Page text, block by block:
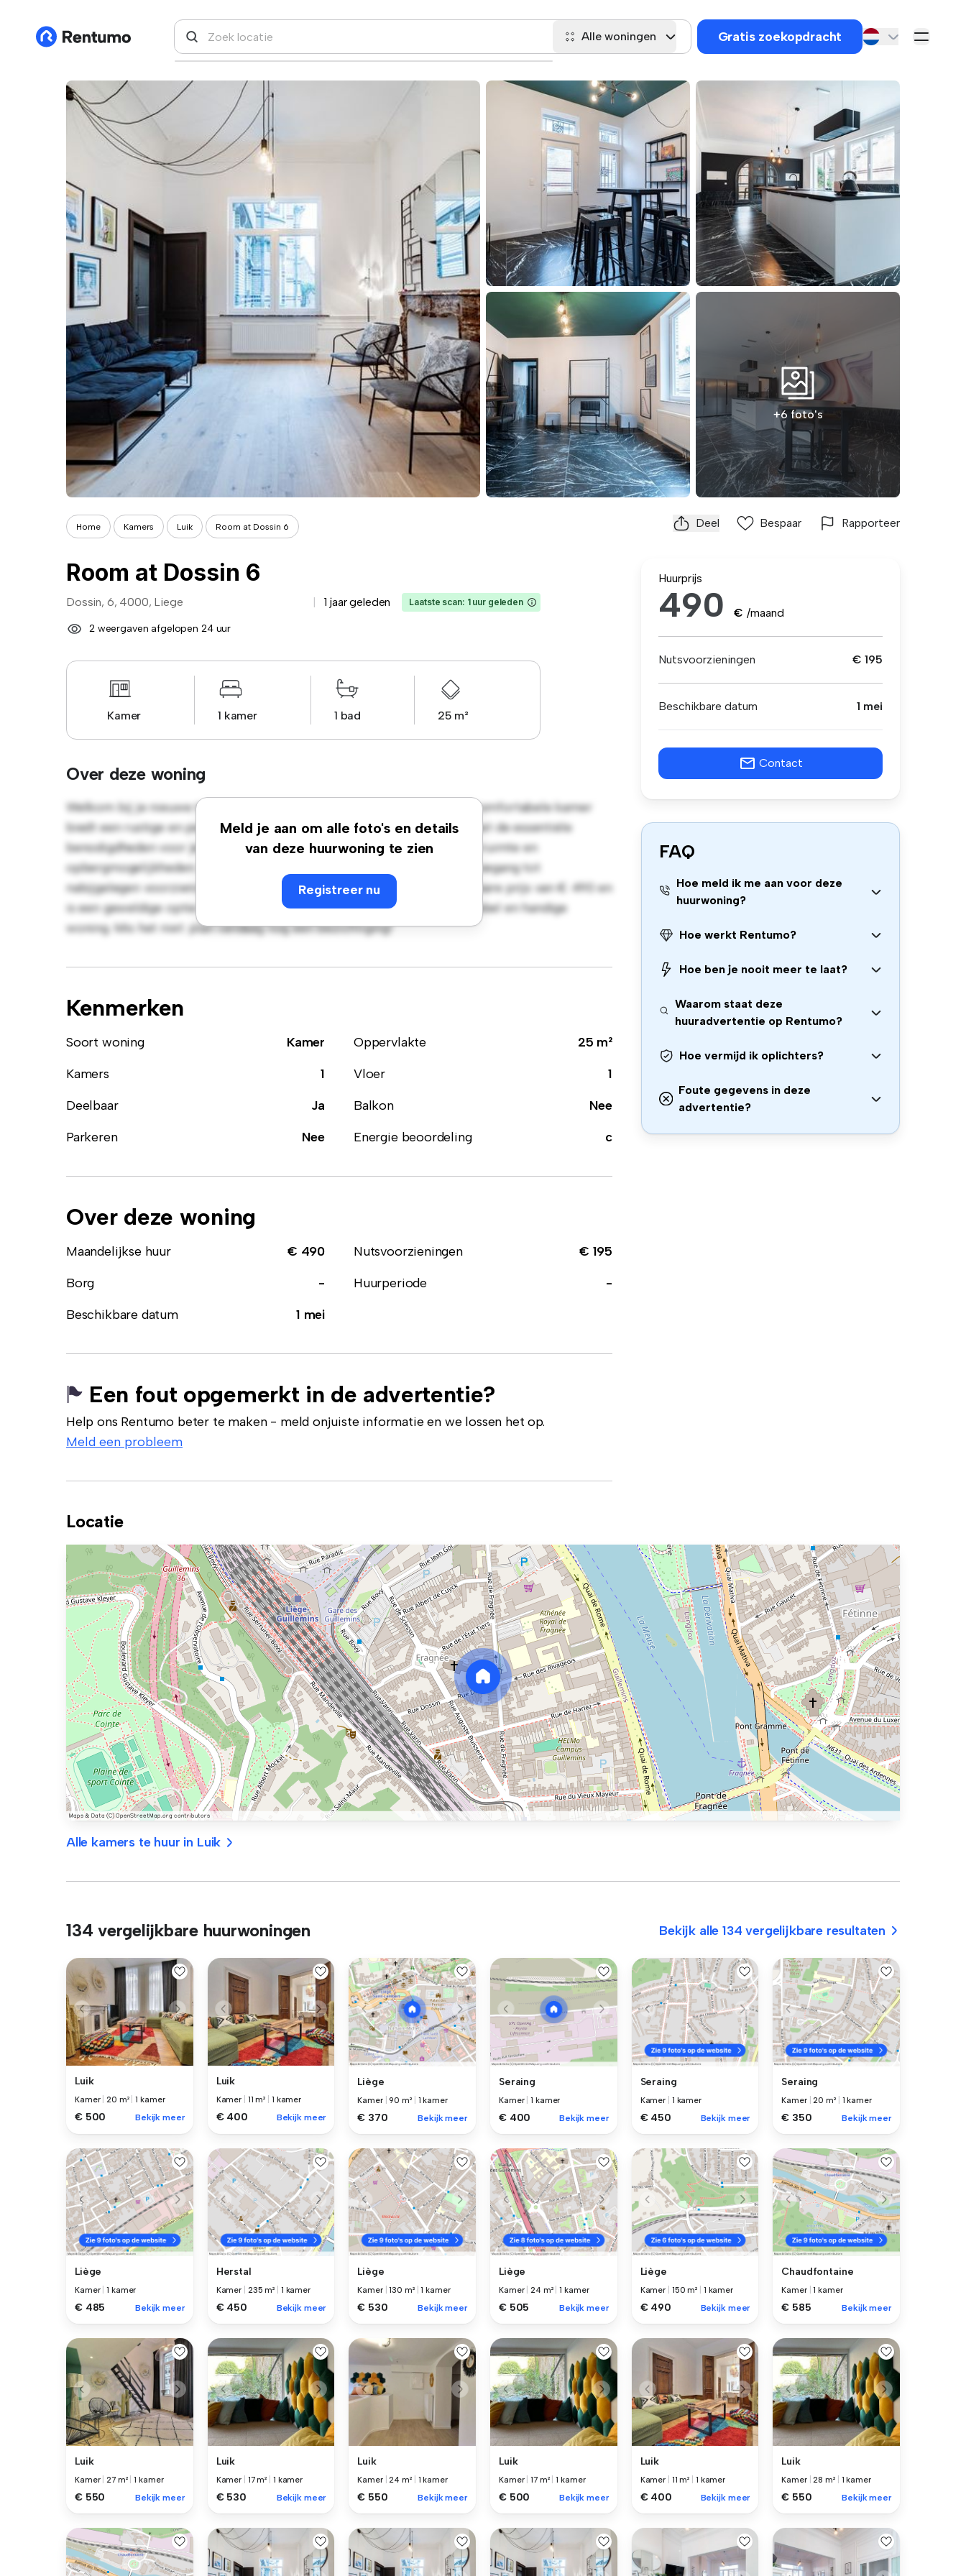
Alle woningen Gratis zoekopdracht
+6 foto's
Home Kamers Luik Room at Dossin 6 Deel Bespaar Rapporteer
Room at Dossin 6
Dossin, 6, 4000, Liege 1 jaar geleden Laatste scan: 1 uur geleden
2 weergaven afgelopen 24 uur
Kamer 1 kamer 1 bad 25 m²
Over deze woning
Meld je aan om alle foto's en details
van deze huurwoning te zien
Registreer nu
Welkom bij je nieuwe toevluchtsoord in Dossin, 6, 4000, Liege! Deze comfortabele kamer
biedt een rustige en persoonlijke leefruimte. Deze kamer is ingericht met de essentiële
benodigdheden voor je gemak en biedt een comfortabel bed, een werkruimte en
opbergmogelijkheden. Dankzij de gunstige ligging heb je gemakkelijk toegang tot
nabijgelegen voorzieningen en attracties. Deze kamer heeft een betaalbare prijs van € 490 en
is een geweldige optie voor mensen die op zoek zijn naar een comfortabel en handige
woning. Mis het niet: plan vandaag nog een bezichtiging!
Kenmerken
Soort woning Kamer Oppervlakte
25 m²
Kamers
1 Vloer
1
Deelbaar
Ja Balkon
Nee
Parkeren
Nee Energie beoordeling c
Over deze woning
Maandelijkse huur € 490 Nutsvoorzieningen
€ 195
Borg
- Huurperiode
-
Beschikbare datum
1 mei
Een fout opgemerkt in de advertentie?
Help ons Rentumo beter te maken - meld onjuiste informatie en we lossen het op.
Meld een probleem
Huurprijs
490 € /maand
Nutsvoorzieningen € 195
Beschikbare datum 1 mei
Contact
FAQ
Hoe meld ik me aan voor deze
huurwoning?
Hoe werkt Rentumo?
Hoe ben je nooit meer te laat?
Waarom staat deze
huuradvertentie op Rentumo?
Hoe vermijd ik oplichters?
Foute gegevens in deze
advertentie?
Locatie
Alle kamers te huur in Luik
134 vergelijkbare huurwoningen Bekijk alle 134 vergelijkbare resultaten
Luik
Kamer |20 m² |1 kamer
€ 500 Bekijk meer
Luik
Kamer 11 m² 1 kamer
€ 400 Bekijk meer
Liège
Kamer |90 m² 1 kamer
€ 370 Bekijk meer
Seraing
Kamer |1 kamer
€ 400 Bekijk meer
Seraing
Kamer 1 kamer
€ 450 Bekijk meer
Seraing
Kamer 20 m² 1 kamer
€ 350 Bekijk meer
Liège
Kamer |1 kamer
€ 485 Bekijk meer
Herstal
Kamer 235 m² 1 kamer
€ 450 Bekijk meer
Liège
Kamer |130 m² |1 kamer
€ 530 Bekijk meer
Liège
Kamer |24 m² |1 kamer
€ 505 Bekijk meer
Liège
Kamer 150 m² 1 kamer
€ 490 Bekijk meer
Chaudfontaine
Kamer |1 kamer
€ 585 Bekijk meer
Luik
Kamer |27 m² |1 kamer
€ 550 Bekijk meer
Luik
Kamer 17 m² 1 kamer
€ 530 Bekijk meer
Luik
Kamer |24 m² 1 kamer
€ 550 Bekijk meer
Luik
Kamer |17 m² |1 kamer
€ 500 Bekijk meer
Luik
Kamer 11 m² 1 kamer
€ 400 Bekijk meer
Luik
Kamer |28 m² 1 kamer
€ 550 Bekijk meer